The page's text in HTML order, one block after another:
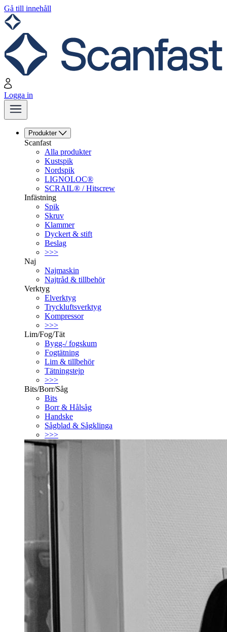
Gå till innehåll
Logga in
Produkter
Scanfast
Alla produkter
Kustspik
Nordspik
LIGNOLOC®
SCRAIL® / Hitscrew
Infästning
Spik
Skruv
Klammer
Dyckert & stift
Beslag
>>>
Naj
Najmaskin
Najtråd & tillbehör
Verktyg
Elverktyg
Tryckluftsverktyg
Kompressor
>>>
Lim/Fog/Tät
Bygg-/ fogskum
Fogtätning
Lim & tillbehör
Tätningstejp
>>>
Bits/Borr/Såg
Bits
Borr & Hålsåg
Handske
Sågblad & Sågklinga
>>>